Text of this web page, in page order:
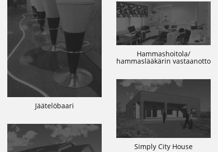
Jäätelöbaari
Hammashoitola/
hammaslääkärin vastaanotto
Simply City House